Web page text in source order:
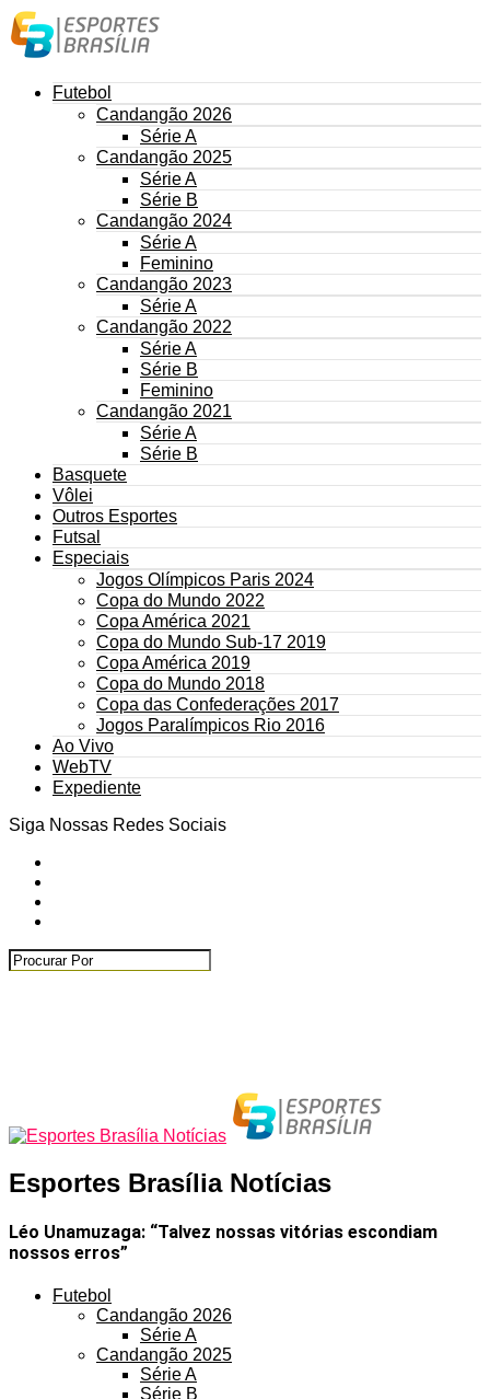
Futebol
Candangão 2026
Série A
Candangão 2025
Série A
Série B
Candangão 2024
Série A
Feminino
Candangão 2023
Série A
Candangão 2022
Série A
Série B
Feminino
Candangão 2021
Série A
Série B
Basquete
Vôlei
Outros Esportes
Futsal
Especiais
Jogos Olímpicos Paris 2024
Copa do Mundo 2022
Copa América 2021
Copa do Mundo Sub-17 2019
Copa América 2019
Copa do Mundo 2018
Copa das Confederações 2017
Jogos Paralímpicos Rio 2016
Ao Vivo
WebTV
Expediente
Siga Nossas Redes Sociais
Esportes Brasília Notícias
Léo Unamuzaga: “Talvez nossas vitórias escondiam
nossos erros”
Futebol
Candangão 2026
Série A
Candangão 2025
Série A
Série B